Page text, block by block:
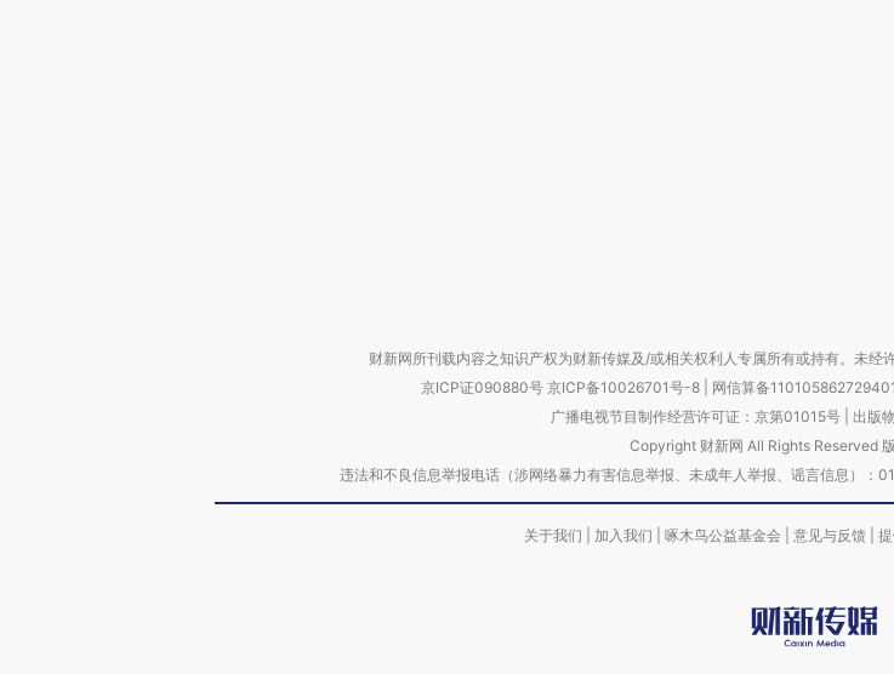
财新网所刊载内容之知识产权为财新传媒及/或相关权利人专属所有或持有。未经
京ICP证090880号 京ICP备10026701号-8 网信算备
广播电视节目制作经营许可证：京第01015号| 出版
Copyright 财新网 All Rights Reserved
违法和不良信息举报电话（涉网络暴力有害信息举报、未成年人举报、谣言信息
关于我们 加入我们 啄木鸟公益基金会 意见与反馈